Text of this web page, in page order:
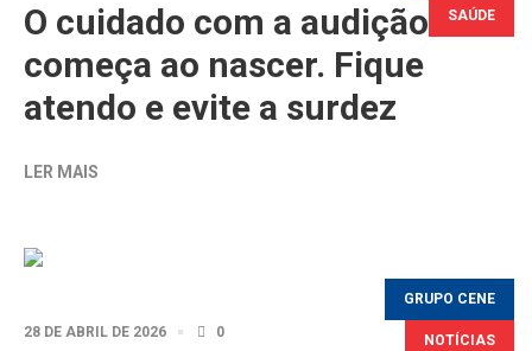
SAÚDE
O cuidado com a audição
começa ao nascer. Fique
atendo e evite a surdez
LER MAIS
GRUPO CENE
NOTÍCIAS
28 DE ABRIL DE 2026 0